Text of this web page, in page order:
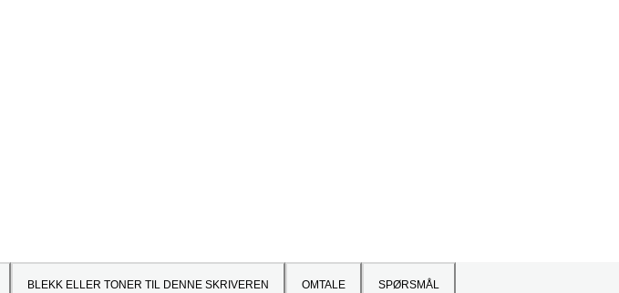
BLEKK ELLER TONER TIL DENNE SKRIVEREN OMTALE SPØRSMÅL